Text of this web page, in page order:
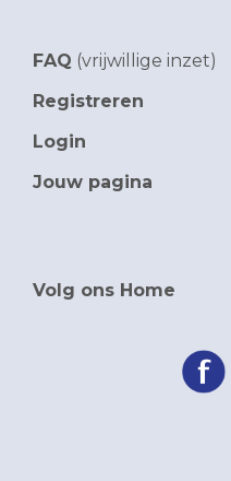
FAQ (vrijwillige inzet)
Registreren
Login
Jouw pagina
Volg ons Home